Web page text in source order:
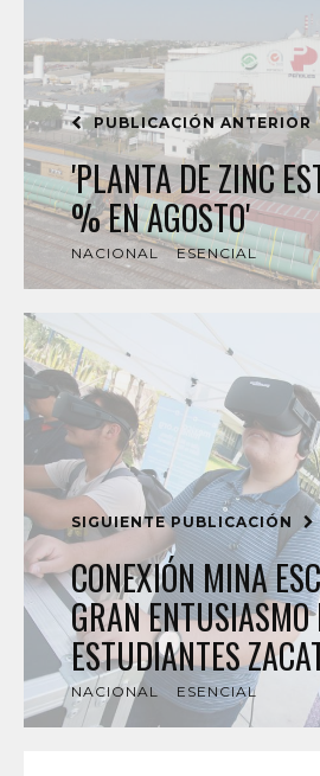
PUBLICACIÓN ANTERIOR
'PLANTA DE ZINC
% EN AGOSTO'
NACIONAL ESENCIAL
SIGUIENTE PUBLICACIÓN
CONEXIÓN MINA
GRAN ENTUSIASMO
ESTUDIANTES
NACIONAL ESENCIAL